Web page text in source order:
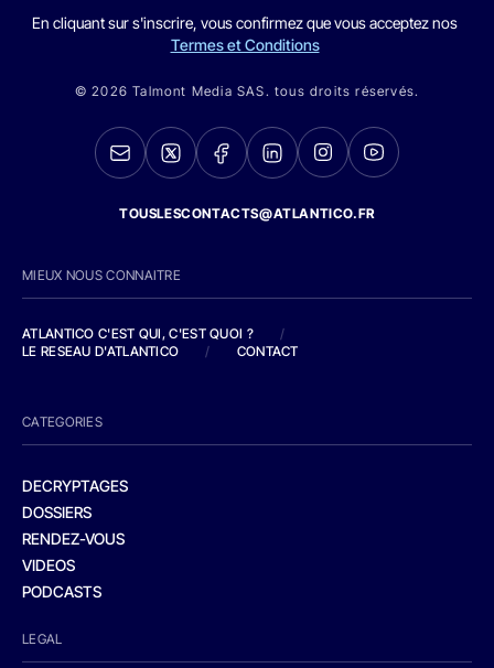
En cliquant sur s'inscrire, vous confirmez que vous acceptez nos
Termes et Conditions
© 2026 Talmont Media SAS. tous droits réservés.
TOUSLESCONTACTS@ATLANTICO.FR
MIEUX NOUS CONNAITRE
ATLANTICO C'EST QUI, C'EST QUOI ?
/
LE RESEAU D'ATLANTICO
/ CONTACT
CATEGORIES
DECRYPTAGES
DOSSIERS
RENDEZ-VOUS
VIDEOS
PODCASTS
LEGAL